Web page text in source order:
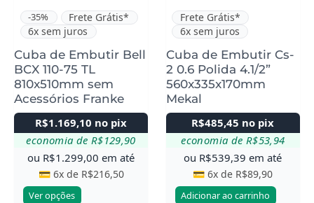
-35%
Frete Grátis*
6x sem juros
Cuba de Embutir Bell
BCX 110-75 TL
810x510mm sem
Acessórios Franke
R$1.169,10 no pix
economia de R$129,90
ou R$1.299,00 em até
💳 6x de R$216,50
Ver opções
podem
ser
escolhidas
na
página
do
produto
Frete Grátis*
6x sem juros
Cuba de Embutir Cs-
2 0.6 Polida 4.1/2”
560x335x170mm
Mekal
R$485,45 no pix
economia de R$53,94
ou R$539,39 em até
💳 6x de R$89,90
Adicionar ao carrinho